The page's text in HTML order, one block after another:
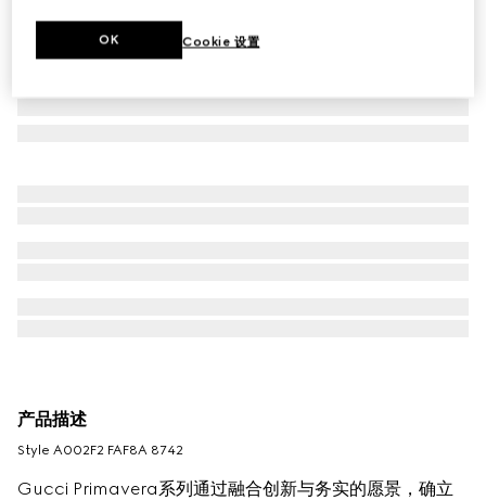
产品描述
Style ‎A002F2 FAF8A 8742
Gucci Primavera系列通过融合创新与务实的愿景，确立
Cookie 设置
OK